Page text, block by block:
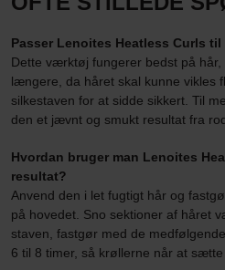
Passer Lenoites Heatless Curls
Dette værktøj fungerer bedst på
længere, da håret skal kunne vikles
silkestaven for at sidde sikkert. Til
den et jævnt og smukt resultat fra
Hvordan bruger man Lenoites
resultat?
Anvend den i let fugtigt hår og
på hovedet. Sno sektioner af håret
staven, fastgør med de
6 til 8 timer, så krøllerne når at sætte